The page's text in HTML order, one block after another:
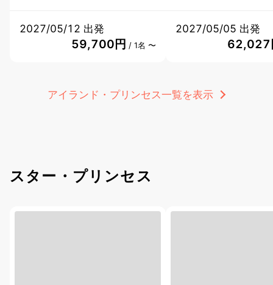
2027/05/12 出発
59,700円 / 1名 〜
2027/05/05 出発
62,027
アイランド・プリンセス一覧を表示
スター・プリンセス